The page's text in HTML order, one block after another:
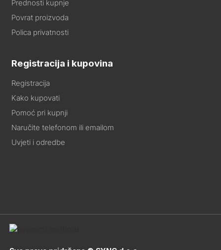
Prednosti kupnje
Povrat proizvoda
Polica privatnosti
Registracija i kupovina
Registracija
Kako kupovati
Pomoć pri kupnji
Naručite telefonom ili emailom
Uvjeti i odredbe